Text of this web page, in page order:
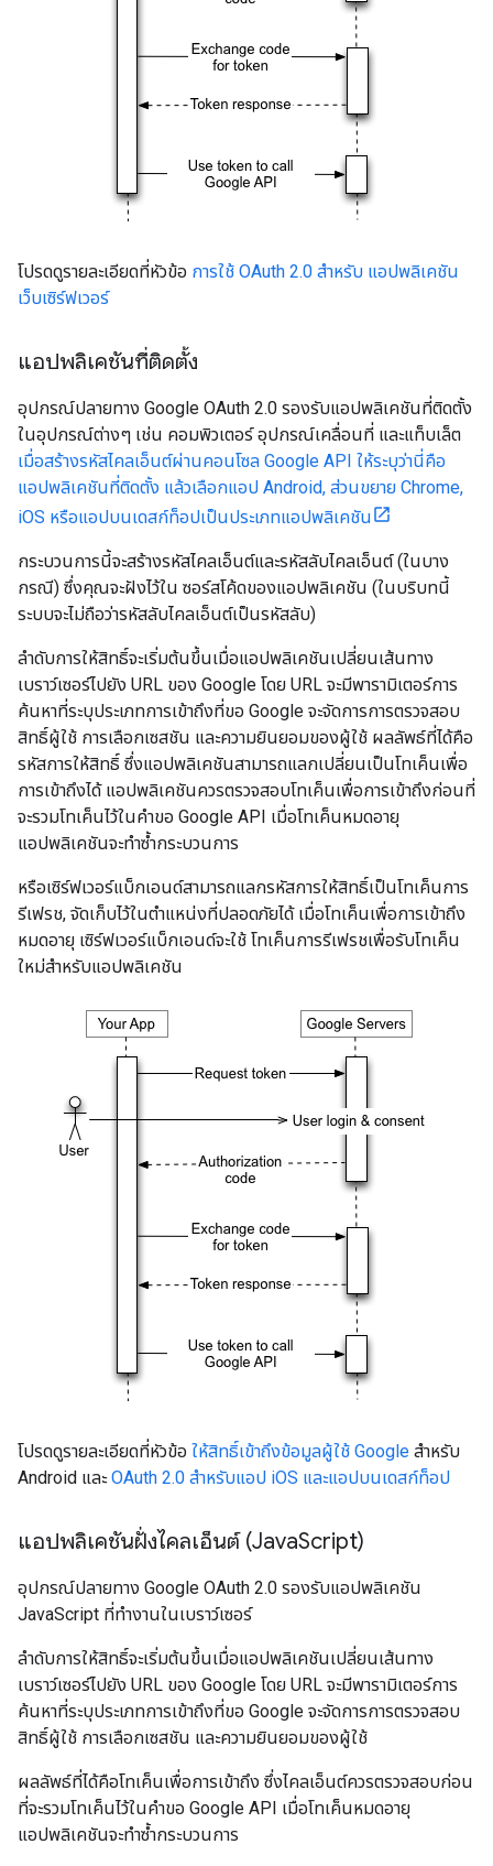
โปรดดูรายละเอียดที่หัวข้อ การใช้ OAuth 2.0 สำหรับ แอปพลิเคชัน
เว็บเซิร์ฟเวอร์
แอปพลิเคชันที่ติดตั้ง
อุปกรณ์ปลายทาง Google OAuth 2.0 รองรับแอปพลิเคชันที่ติดตั้ง
ในอุปกรณ์ต่างๆ เช่น คอมพิวเตอร์ อุปกรณ์เคลื่อนที่ และแท็บเล็ต
เมื่อสร้างรหัสไคลเอ็นต์ผ่านคอนโซล Google API ให้ระบุว่านี่คือ
แอปพลิเคชันที่ติดตั้ง แล้วเลือกแอป Android, ส่วนขยาย Chrome,
iOS หรือแอปบนเดสก์ท็อปเป็นประเภทแอปพลิเคชัน
กระบวนการนี้จะสร้างรหัสไคลเอ็นต์และรหัสลับไคลเอ็นต์ (ในบาง
กรณี) ซึ่งคุณจะฝังไว้ใน ซอร์สโค้ดของแอปพลิเคชัน (ในบริบทนี้
ระบบจะไม่ถือว่ารหัสลับไคลเอ็นต์เป็นรหัสลับ)
ลำดับการให้สิทธิ์จะเริ่มต้นขึ้นเมื่อแอปพลิเคชันเปลี่ยนเส้นทาง
เบราว์เซอร์ไปยัง URL ของ Google โดย URL จะมีพารามิเตอร์การ
ค้นหาที่ระบุประเภทการเข้าถึงที่ขอ Google จะจัดการการตรวจสอบ
สิทธิ์ผู้ใช้ การเลือกเซสชัน และความยินยอมของผู้ใช้ ผลลัพธ์ที่ได้คือ
รหัสการให้สิทธิ์ ซึ่งแอปพลิเคชันสามารถแลกเปลี่ยนเป็นโทเค็นเพื่อ
การเข้าถึงได้ แอปพลิเคชันควรตรวจสอบโทเค็นเพื่อการเข้าถึงก่อนที่
จะรวมโทเค็นไว้ในคำขอ Google API เมื่อโทเค็นหมดอายุ
แอปพลิเคชันจะทำซ้ำกระบวนการ
หรือเซิร์ฟเวอร์แบ็กเอนด์สามารถแลกรหัสการให้สิทธิ์เป็นโทเค็นการ
รีเฟรช, จัดเก็บไว้ในตำแหน่งที่ปลอดภัยได้ เมื่อโทเค็นเพื่อการเข้าถึง
หมดอายุ เซิร์ฟเวอร์แบ็กเอนด์จะใช้ โทเค็นการรีเฟรชเพื่อรับโทเค็น
ใหม่สำหรับแอปพลิเคชัน
โปรดดูรายละเอียดที่หัวข้อ ให้สิทธิ์เข้าถึงข้อมูลผู้ใช้ Google สำหรับ
Android และOAuth 2.0 สำหรับแอป iOS และแอปบนเดสก์ท็อป
แอปพลิเคชันฝั่งไคลเอ็นต์ (JavaScript)
อุปกรณ์ปลายทาง Google OAuth 2.0 รองรับแอปพลิเคชัน
JavaScript ที่ทำงานในเบราว์เซอร์
ลำดับการให้สิทธิ์จะเริ่มต้นขึ้นเมื่อแอปพลิเคชันเปลี่ยนเส้นทาง
เบราว์เซอร์ไปยัง URL ของ Google โดย URL จะมีพารามิเตอร์การ
ค้นหาที่ระบุประเภทการเข้าถึงที่ขอ Google จะจัดการการตรวจสอบ
สิทธิ์ผู้ใช้ การเลือกเซสชัน และความยินยอมของผู้ใช้
ผลลัพธ์ที่ได้คือโทเค็นเพื่อการเข้าถึง ซึ่งไคลเอ็นต์ควรตรวจสอบก่อน
ที่จะรวมโทเค็นไว้ในคำขอ Google API เมื่อโทเค็นหมดอายุ
แอปพลิเคชันจะทำซ้ำกระบวนการ